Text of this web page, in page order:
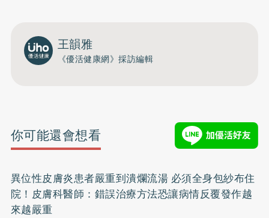
王韻雅
《優活健康網》採訪編輯
你可能還會想看
異位性皮膚炎患者嚴重到潰爛流湯 必須全身包紗布住
院！皮膚科醫師：錯誤治療方法恐讓病情反覆發作越
來越嚴重